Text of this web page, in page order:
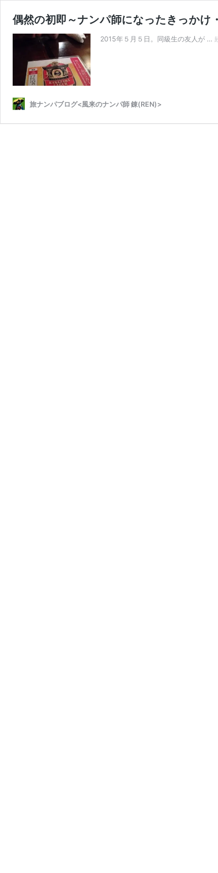
偶然の初即～ナンパ師になったきっかけ
2015年５月５日。同級生の友人が …
旅ナンパブログ<風来のナンパ師 錬(REN)>